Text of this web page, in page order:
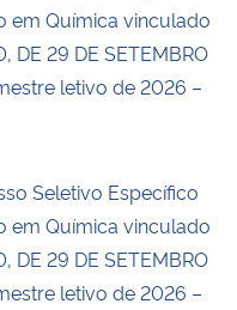
em Química vinculado
DE 29 DE SETEMBRO
letivo de 2026 –
Seletivo Específico
em Química vinculado
DE 29 DE SETEMBRO
letivo de 2026 –